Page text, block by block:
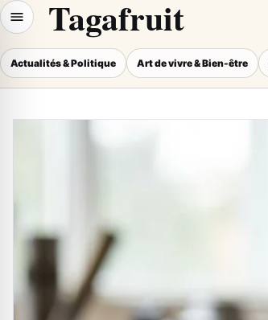
Tagafruit
Actualités & Politique Art de vivre & Bien-être